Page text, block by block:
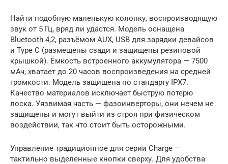
Найти подобную маленькую колонку, воспроизводящую
звук от 5 Гц, вряд ли удастся. Модель оснащена
Bluetooth 4,2, разъёмом AUX, USB для зарядки девайсов
и Type C (размещены сзади и защищены резиновой
крышкой). Ёмкость встроенного аккумулятора — 7500
мАч, хватает до 20 часов воспроизведения на средней
громкости. Модель защищена по стандарту IPX7.
Качество материалов исключает быструю потерю
лоска. Уязвимая часть — фазоинверторы, они нечем не
защищены и могут выйти из строя при физическом
воздействии, так что стоит быть осторожными.
Управление традиционное для серии Charge —
тактильно выделенные кнопки сверху. Для удобства